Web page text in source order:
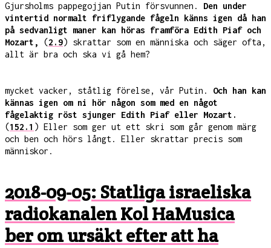
Gjursholms pappegojjan Putin försvunnen. Den under
vintertid normalt friflygande fågeln känns igen då han
på sedvanligt maner kan höras framföra Edith Piaf och
Mozart,
(2.9) skrattar som en människa och säger ofta,
allt är bra och ska vi gå hem?
mycket vacker, ståtlig förelse, vår Putin. Och han kan
kännas igen om ni hör någon som med en något
fågelaktig röst sjunger Edith Piaf eller Mozart.
(152.1 ) Eller som ger ut ett skri som går genom märg
och ben och hörs långt. Eller skrattar precis som
människor.
2018-09-05: Statliga israeliska
radiokanalen Kol HaMusica
ber om ursäkt efter att ha